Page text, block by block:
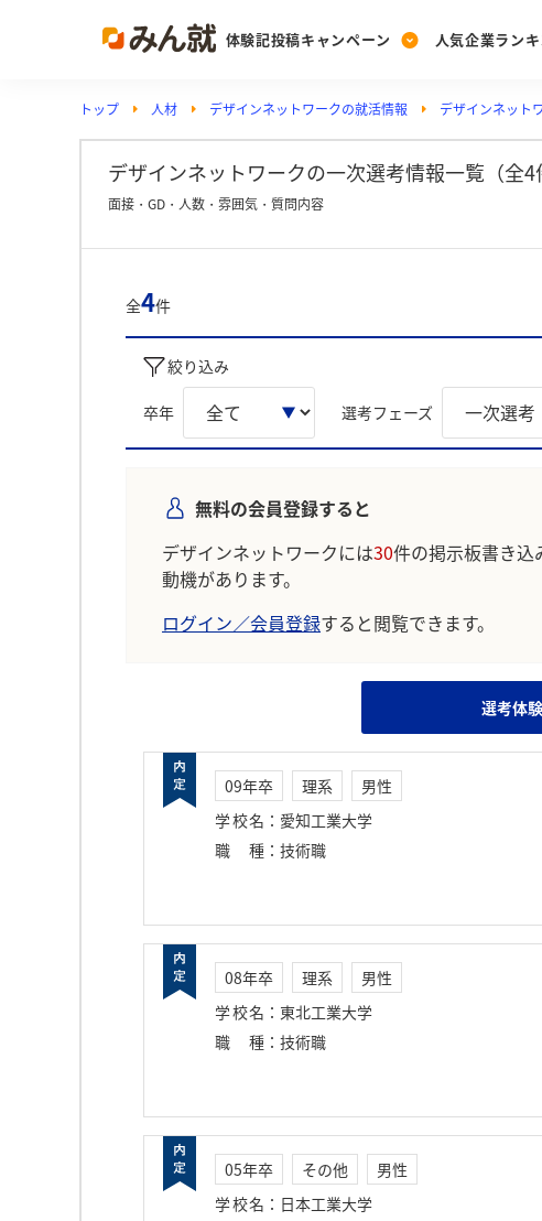
体験記投稿キャンペーン
Post
投稿する
人気企業ラン
Ranking
ランキングを見る
Vote
PickUp
注目の企業特集
トップ 人材 デザインネットワークの就活情報 デザインネット
デザインネットワークの一次選考情報一覧（全4
面接・GD・人数・雰囲気・質問内容
全4件
絞り込み
卒年 選考フェーズ
無料の会員登録すると
デザインネットワークには30件の掲示板書き込
動機があります。
ログイン／会員登録すると閲覧できます。
選考体
09年卒 理系
男性
学校名 ： 愛知工業大学
職種 ： 技術職
08年卒 理系
男性
学校名 ： 東北工業大学
職種 ： 技術職
05年卒 その他
男性
学校名 ： 日本工業大学